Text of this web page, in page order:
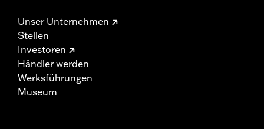
Unser Unternehmen
Stellen
Investoren
Händler werden
Werksführungen
Museum